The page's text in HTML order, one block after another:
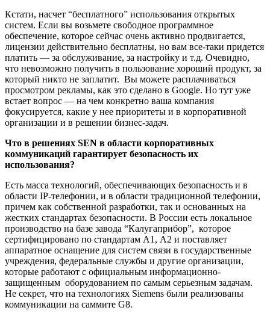
Кстати, насчет “бесплатного” использования открытых
систем. Если вы возьмете свободное программное
обеспечение, которое сейчас очень активно продвигается,
лицензии действительно бесплатны, но вам все-таки придется
платить — за обслуживание, за настройку и т.д. Очевидно,
что невозможно получить в пользование хороший продукт, за
который никто не заплатит. Вы можете расплачиваться
просмотром рекламы, как это сделано в Google. Но тут уже
встает вопрос — на чем конкретно ваша компания
фокусируется, какие у нее приоритеты и в корпоративной
организации и в решении бизнес-задач.
Что в решениях SEN в области корпоративных
коммуникаций гарантирует безопасность их
использования?
Есть масса технологий, обеспечивающих безопасность и в
области IP-телефонии, и в области традиционной телефонии,
причем как собственной разработки, так и основанных на
жестких стандартах безопасности. В России есть локальное
производство на базе завода “Калугаприбор”, которое
сертифицировано по стандартам А1, А2 и поставляет
аппаратное оснащение для систем связи в государственные
учреждения, федеральные службы и другие организации,
которые работают с официальным информационно-
защищенным оборудованием по самым серьезным задачам.
Не секрет, что на технологиях Siemens были реализованы
коммуникации на саммите G8.